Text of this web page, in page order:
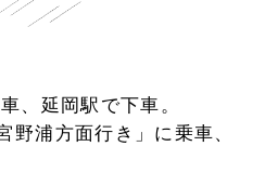
、延岡駅で下車。
野浦方面行き」に乗車、